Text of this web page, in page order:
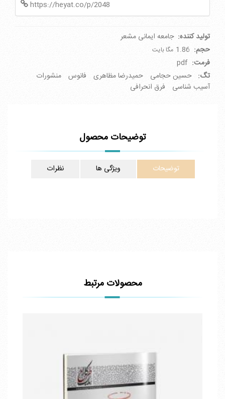
https://heyat.co/p/2048
تولید کننده: جامعه ایمانی مشعر
حجم: 1.86 مگا بایت
فرمت: pdf
تگ: حسین حجامی حمیدرضا مظاهری فانوس منشورات
آسیب شناسی
فرق انحرافی
توضیحات محصول
توضیحات ویژگی ها نظرات
محصولات مرتبط